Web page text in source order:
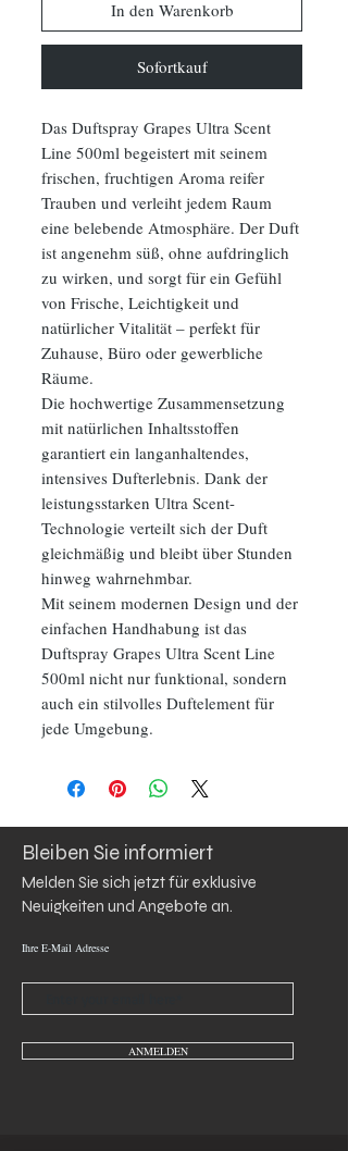
In den Warenkorb
Sofortkauf
Das Duftspray Grapes Ultra Scent
Line 500ml begeistert mit seinem
frischen, fruchtigen Aroma reifer
Trauben und verleiht jedem Raum
eine belebende Atmosphäre. Der Duft
ist angenehm süß, ohne aufdringlich
zu wirken, und sorgt für ein Gefühl
von Frische, Leichtigkeit und
natürlicher Vitalität – perfekt für
Zuhause, Büro oder gewerbliche
Räume.
Die hochwertige Zusammensetzung
mit natürlichen Inhaltsstoffen
garantiert ein langanhaltendes,
intensives Dufterlebnis. Dank der
leistungsstarken Ultra Scent-
Technologie verteilt sich der Duft
gleichmäßig und bleibt über Stunden
hinweg wahrnehmbar.
Mit seinem modernen Design und der
einfachen Handhabung ist das
Duftspray Grapes Ultra Scent Line
500ml nicht nur funktional, sondern
auch ein stilvolles Duftelement für
jede Umgebung.
Bleiben Sie informiert
Melden Sie sich jetzt für exklusive
Neuigkeiten und Angebote an.
Ihre E-Mail Adresse
ANMELDEN